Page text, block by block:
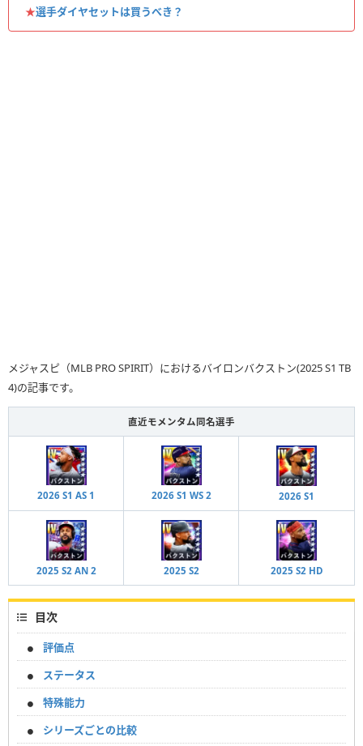
★選手ダイヤセットは買うべき？
メジャスピ（MLB PRO SPIRIT）におけるバイロンバクストン(2025 S1 TB
4)の記事です。
直近モメンタム同名選手
2026 S1 AS 1 2026 S1 WS 2 2026 S1
2025 S2 AN 2 2025 S2 2025 S2 HD
目次
評価点
ステータス
特殊能力
シリーズごとの比較